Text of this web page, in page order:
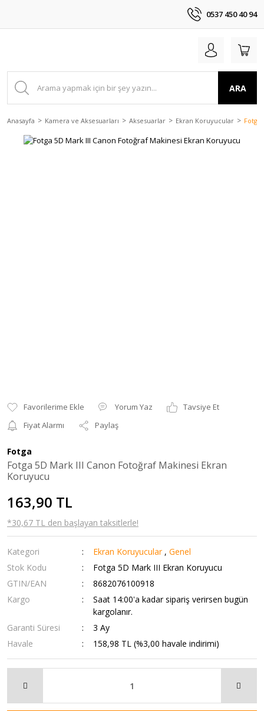
0537 450 40 94
ARA
Anasayfa Kamera ve Aksesuarları Aksesuarlar Ekran Koruyucular Fotga
Yorum Yaz
Tavsiye Et
Fiyat Alarmı
Paylaş
Fotga
Fotga 5D Mark III Canon Fotoğraf Makinesi Ekran
Koruyucu
163,90 TL
*30,67 TL den başlayan taksitlerle!
Kategori Ekran Koruyucular ,Genel
Stok Kodu
Fotga 5D Mark III Ekran Koruyucu
GTIN/EAN
8682076100918
Kargo
Saat 14:00'a kadar sipariş verirsen bugün
kargolanır.
Garanti Süresi
3 Ay
Havale
158,98 TL (%3,00 havale indirimi)